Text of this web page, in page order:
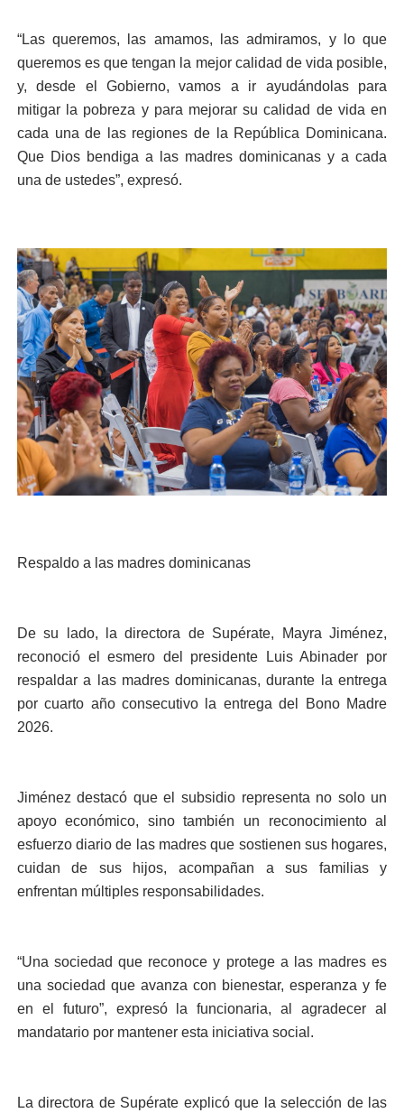
“Las queremos, las amamos, las admiramos, y lo que
queremos es que tengan la mejor calidad de vida posible,
y, desde el Gobierno, vamos a ir ayudándolas para
mitigar la pobreza y para mejorar su calidad de vida en
cada una de las regiones de la República Dominicana.
Que Dios bendiga a las madres dominicanas y a cada
una de ustedes”, expresó.
Respaldo a las madres dominicanas
De su lado, la directora de Supérate, Mayra Jiménez,
reconoció el esmero del presidente Luis Abinader por
respaldar a las madres dominicanas, durante la entrega
por cuarto año consecutivo la entrega del Bono Madre
2026.
Jiménez destacó que el subsidio representa no solo un
apoyo económico, sino también un reconocimiento al
esfuerzo diario de las madres que sostienen sus hogares,
cuidan de sus hijos, acompañan a sus familias y
enfrentan múltiples responsabilidades.
“Una sociedad que reconoce y protege a las madres es
una sociedad que avanza con bienestar, esperanza y fe
en el futuro”, expresó la funcionaria, al agradecer al
mandatario por mantener esta iniciativa social.
La directora de Supérate explicó que la selección de las